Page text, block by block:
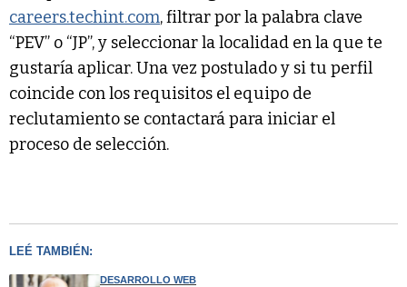
careers.techint.com, filtrar por la palabra clave
“PEV” o “JP”, y seleccionar la localidad en la que te
gustaría aplicar. Una vez postulado y si tu perfil
coincide con los requisitos el equipo de
reclutamiento se contactará para iniciar el
proceso de selección.
LEÉ TAMBIÉN:
DESARROLLO WEB